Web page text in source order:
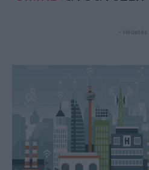
- Hirdetés -